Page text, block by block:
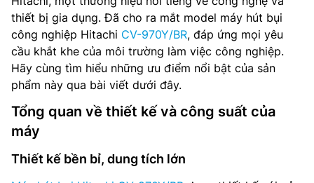
thiết bị gia dụng. Đã cho ra mắt model máy hút bụi
công nghiệp Hitachi CV-970Y/BR, đáp ứng mọi yêu
cầu khắt khe của môi trường làm việc công nghiệp.
Hãy cùng tìm hiểu những ưu điểm nổi bật của sản
phẩm này qua bài viết dưới đây.
Tổng quan về thiết kế và công suất của
máy
Thiết kế bền bỉ, dung tích lớn